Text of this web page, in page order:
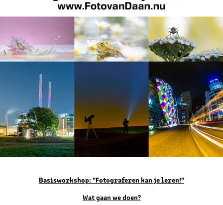
Basisworkshop: "Fotograferen kan je leren!"
Wat gaan we doen?